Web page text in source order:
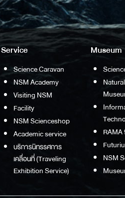
Service
Science Caravan
NSM Academy
Visiting NSM
Facility
NSM Scienceshop
Academic service
บริการนิทรรศการ
เคลื่อนที่ (Traveling
Exhibition Service)
Museum
NSM